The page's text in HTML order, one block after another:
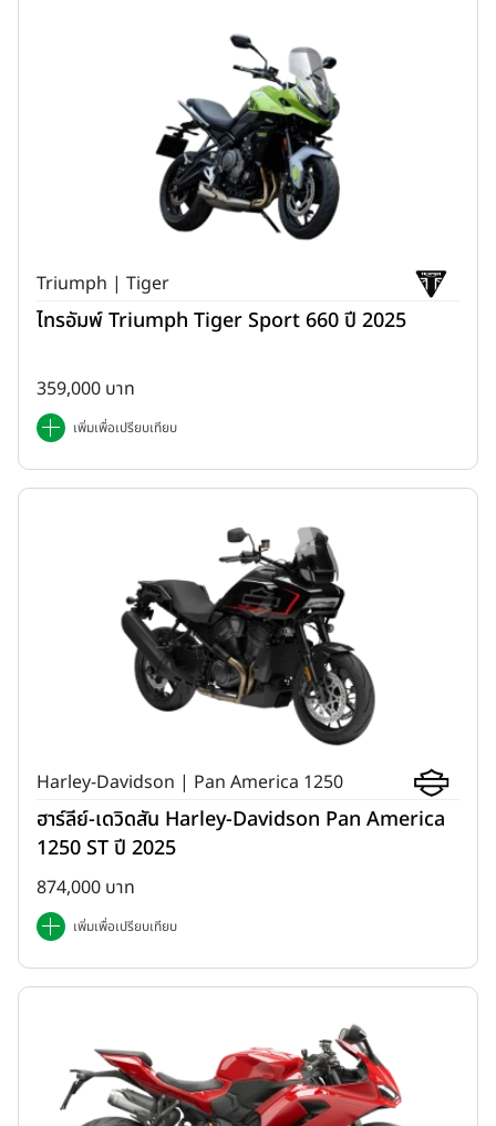
Triumph | Tiger
ไทรอัมพ์ Triumph Tiger Sport 660 ปี 2025
359,000 บาท
เพิ่มเพื่อเปรียบเทียบ
Harley-Davidson | Pan America 1250
ฮาร์ลีย์-เดวิดสัน Harley-Davidson Pan America
1250 ST ปี 2025
874,000 บาท
เพิ่มเพื่อเปรียบเทียบ